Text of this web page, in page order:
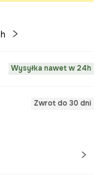
Wysyłka nawet w 24h
Zwrot do 30 dni